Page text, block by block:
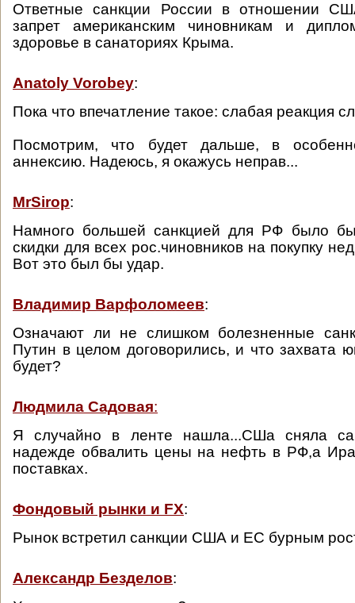
Ответные санкции России в отношении
запрет американским чиновникам и
здоровье в санаториях Крыма.
Anatoly Vorobey:
Пока что впечатление такое: слабая реакция
Посмотрим, что будет дальше, в
аннексию. Надеюсь, я окажусь неправ...
MrSirop:
Намного большей санкцией для РФ было
скидки для всех рос.чиновников на покупку
Вот это был бы удар.
Владимир Варфоломеев:
Означают ли не слишком болезненные
Путин в целом договорились, и что захвата
будет?
Людмила Садовая:
Я случайно в ленте нашла...СШа сняла
надежде обвалить цены на нефть в РФ,а
поставках.
Фондовый рынки и FX:
Рынок встретил санкции США и ЕС бурным
Александр Безделов: